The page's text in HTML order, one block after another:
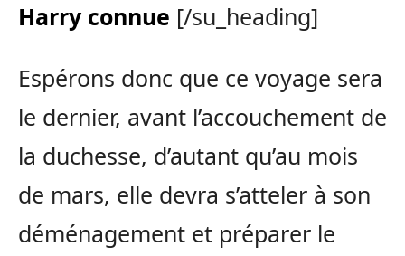
Harry connue [/su_heading]
Espérons donc que ce voyage sera
le dernier, avant l’accouchement de
la duchesse, d’autant qu’au mois
de mars, elle devra s’atteler à son
déménagement et préparer le